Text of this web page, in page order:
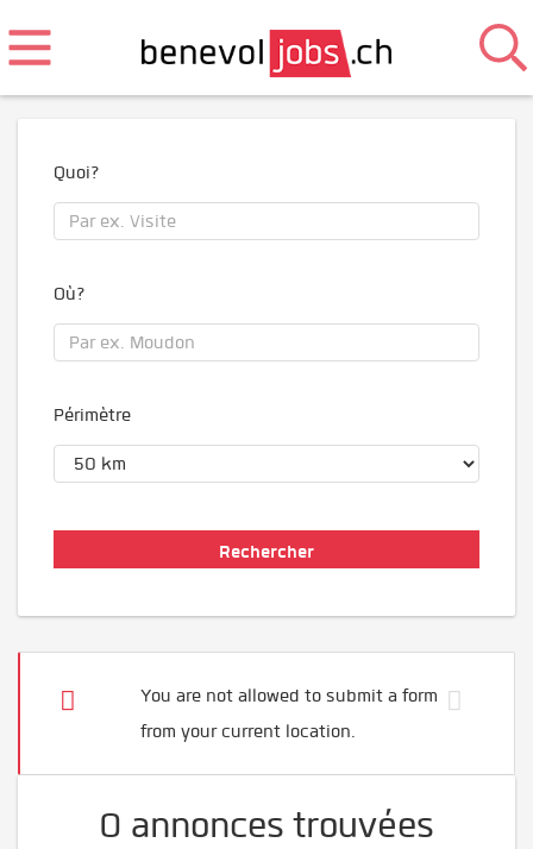
Quoi?
Où?
Périmètre
You are not allowed to submit a form
from your current location.
0 annonces trouvées